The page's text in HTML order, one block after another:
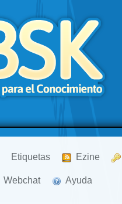
Etiquetas Ezine
Webchat Ayuda